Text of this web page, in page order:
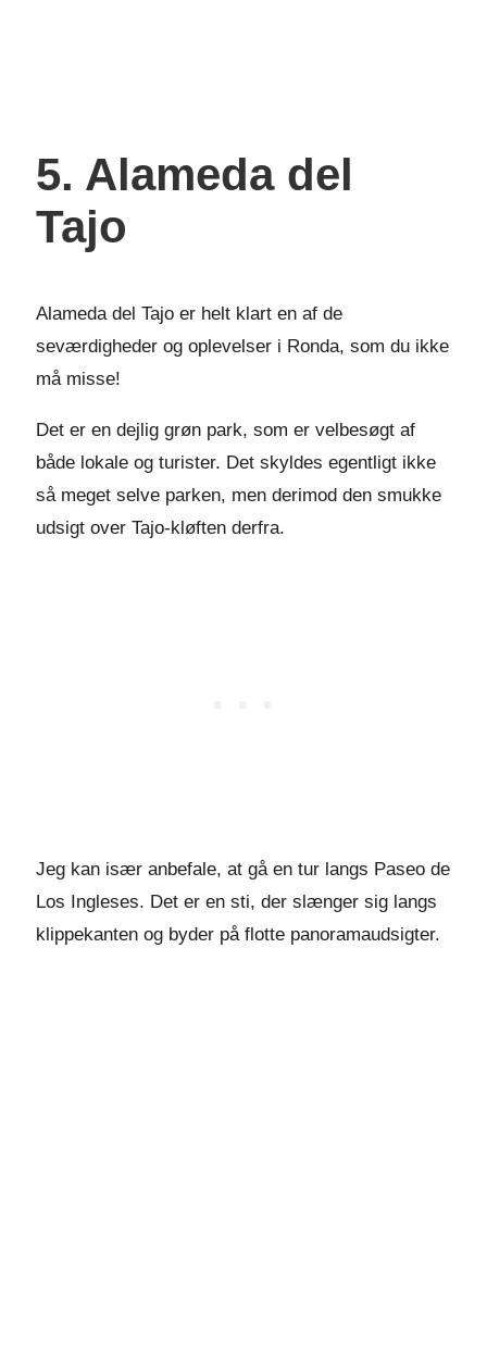
5. Alameda del
Tajo
Alameda del Tajo er helt klart en af de
seværdigheder og oplevelser i Ronda, som du ikke
må misse!
Det er en dejlig grøn park, som er velbesøgt af
både lokale og turister. Det skyldes egentligt ikke
så meget selve parken, men derimod den smukke
udsigt over Tajo-kløften derfra.
Jeg kan især anbefale, at gå en tur langs Paseo de
Los Ingleses. Det er en sti, der slænger sig langs
klippekanten og byder på flotte panoramaudsigter.